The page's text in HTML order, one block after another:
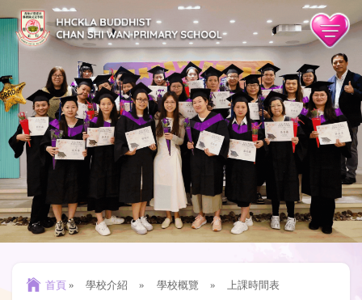
首頁 » 學校介紹 » 學校概覽 » 上課時間表